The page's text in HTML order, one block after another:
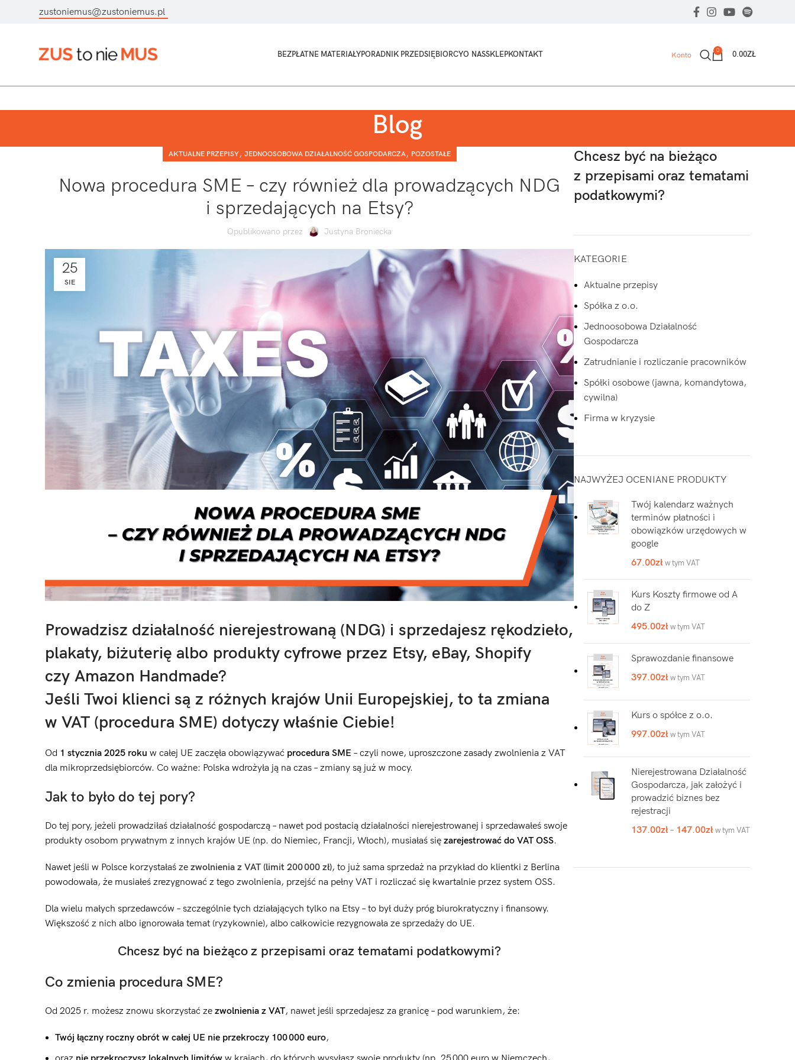
zustoniemus@zustoniemus.pl
BEZPŁATNE MATERIAŁYPORADNIK PRZEDSIĘBIORCYO NASSKLEPKONTAKT Konto
0 0.00ZŁ
Blog
AKTUALNE PRZEPISY, JEDNOOSOBOWA DZIAŁALNOŚĆ GOSPODARCZA, POZOSTAŁE
Nowa procedura SME – czy również dla prowadzących NDG
i sprzedających na Etsy?
Opublikowano przez Justyna Broniecka
25
SIE
Prowadzisz działalność nierejestrowaną (NDG) i sprzedajesz rękodzieło,
plakaty, biżuterię albo produkty cyfrowe przez Etsy, eBay, Shopify
czy Amazon Handmade?
Jeśli Twoi klienci są z różnych krajów Unii Europejskiej, to ta zmiana
w VAT (procedura SME) dotyczy właśnie Ciebie!
Od 1 stycznia 2025 roku w całej UE zaczęła obowiązywać procedura SME – czyli nowe, uproszczone zasady zwolnienia z VAT
dla mikroprzedsiębiorców. Co ważne: Polska wdrożyła ją na czas – zmiany są już w mocy.
Jak to było do tej pory?
Do tej pory, jeżeli prowadziłaś działalność gospodarczą – nawet pod postacią działalności nierejestrowanej i sprzedawałeś swoje
produkty osobom prywatnym z innych krajów UE (np. do Niemiec, Francji, Włoch), musiałaś się zarejestrować do VAT OSS.
Nawet jeśli w Polsce korzystałaś ze zwolnienia z VAT (limit 200000 zł), to już sama sprzedaż na przykład do klientki z Berlina
powodowała, że musiałeś zrezygnować z tego zwolnienia, przejść na pełny VAT i rozliczać się kwartalnie przez system OSS.
Dla wielu małych sprzedawców – szczególnie tych działających tylko na Etsy – to był duży próg biurokratyczny i finansowy.
Większość z nich albo ignorowała temat (ryzykownie), albo całkowicie rezygnowała ze sprzedaży do UE.
Chcesz być na bieżąco z przepisami oraz tematami podatkowymi?
Co zmienia procedura SME?
Od 2025 r. możesz znowu skorzystać ze zwolnienia z VAT, nawet jeśli sprzedajesz za granicę – pod warunkiem, że:
Twój łączny roczny obrót w całej UE nie przekroczy 100000 euro,
Chcesz być na bieżąco
z przepisami oraz tematami
podatkowymi?
KATEGORIE
Aktualne przepisy
Spółka z o.o.
Jednoosobowa Działalność
Gospodarcza
Zatrudnianie i rozliczanie pracowników
Spółki osobowe (jawna, komandytowa,
cywilna)
Firma w kryzysie
NAJWYŻEJ OCENIANE PRODUKTY
Twój kalendarz ważnych
terminów płatności i
obowiązków urzędowych w
google
67.00zł w tym VAT
Kurs Koszty firmowe od A
do Z
495.00zł w tym VAT
Sprawozdanie finansowe
397.00zł w tym VAT
Kurs o spółce z o.o.
997.00zł w tym VAT
Nierejestrowana Działalność
Gospodarcza, jak założyć i
prowadzić biznes bez
rejestracji
137.00zł – 147.00zł w tym VAT